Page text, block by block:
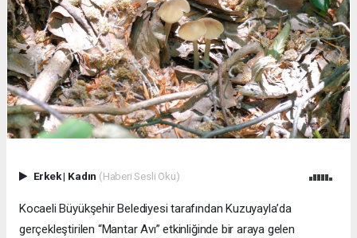
Erkek| Kadın (Haberi Sesli Oku)
Kocaeli Büyükşehir Belediyesi tarafından Kuzuyayla’da
gerçekleştirilen “Mantar Avı” etkinliğinde bir araya gelen